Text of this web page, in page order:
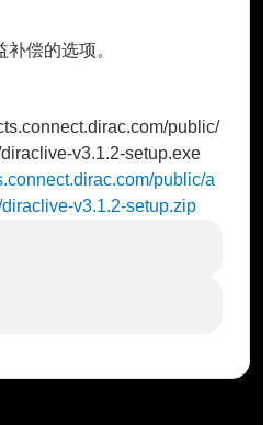
偿的选项。
public/
v3.1.2-setup.exe
public/a
v3.1.2-setup.zip